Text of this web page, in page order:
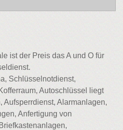
ist der Preis das A und O für
Schlüsselnotdienst,
Autoschlüssel liegt
Aufsperrdienst, Alarmanlagen,
Anfertigung von